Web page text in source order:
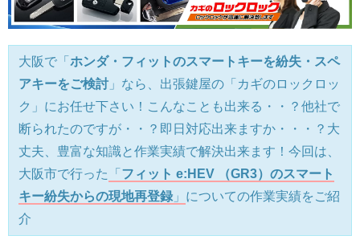
大阪で「 ホンダ・フィットのスマートキーを紛失・スペ
アキーをご検討 」なら、出張鍵屋の「カギのロックロッ
ク」にお任せ下さい！こんなことも出来る・・？他社で
断られたのですが・・？即日対応出来ますか・・・？大
丈夫、豊富な知識と作業実績で解決出来ます！今回は、
大阪市で行った
「 フィット e:HEV （GR3）のスマート
キー紛失からの現地再登録 」 についての作業実績をご紹
介